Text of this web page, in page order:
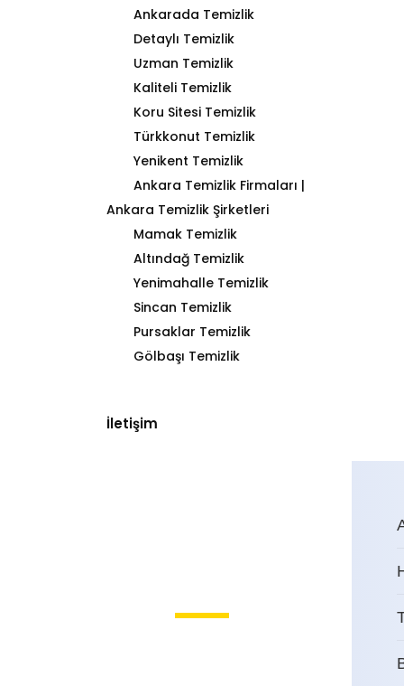
Ankarada Temizlik
Detaylı Temizlik
Uzman Temizlik
Kaliteli Temizlik
Koru Sitesi Temizlik
Türkkonut Temizlik
Yenikent Temizlik
Ankara Temizlik Firmaları |
Ankara Temizlik Şirketleri
Mamak Temizlik
Altındağ Temizlik
Yenimahalle Temizlik
Sincan Temizlik
Pursaklar Temizlik
Gölbaşı Temizlik
İletişim